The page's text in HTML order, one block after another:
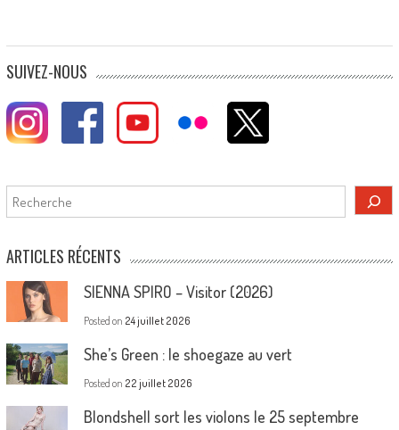
SUIVEZ-NOUS
Rechercher
ARTICLES RÉCENTS
SIENNA SPIRO – Visitor (2026)
Posted on 24 juillet 2026
She’s Green : le shoegaze au vert
Posted on 22 juillet 2026
Blondshell sort les violons le 25 septembre